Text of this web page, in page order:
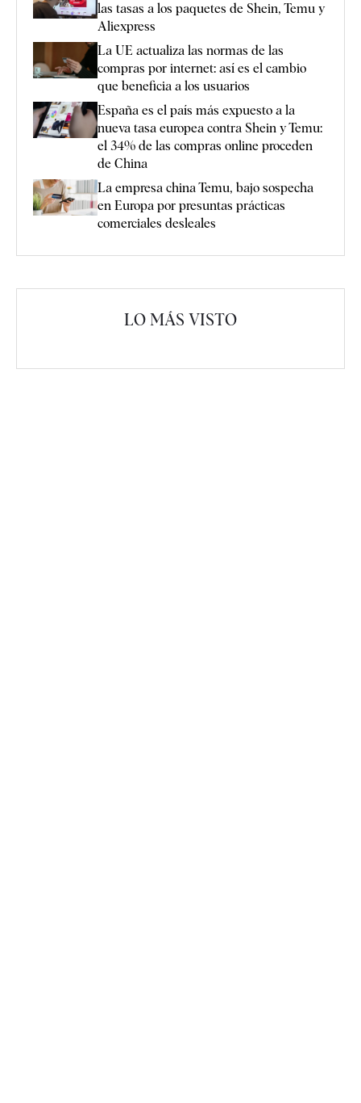
las tasas a los paquetes de Shein, Temu y
Aliexpress
La UE actualiza las normas de las
compras por internet: así es el cambio
que beneficia a los usuarios
España es el país más expuesto a la
nueva tasa europea contra Shein y Temu:
el 34% de las compras online proceden
de China
La empresa china Temu, bajo sospecha
en Europa por presuntas prácticas
comerciales desleales
LO MÁS VISTO